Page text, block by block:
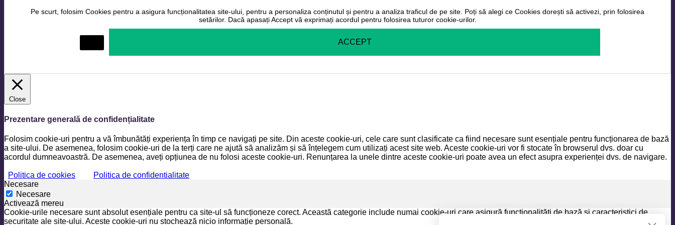
Pe scurt, folosim Cookies pentru a asigura funcționalitatea site-ului, pentru a personaliza conținutul și pentru a analiza traficul de pe site. Poți să alegi ce Cookies dorești să activezi, prin folosirea
setărilor. Dacă apasați Accept vă exprimați acordul pentru folosirea tuturor cookie-urilor.
ACCEPT
Close
Prezentare generală de confidențialitate
Folosim cookie-uri pentru a vă îmbunătăți experiența în timp ce navigați pe site. Din aceste cookie-uri, cele care sunt clasificate ca fiind necesare sunt esențiale pentru funcționarea de bază
a site-ului. De asemenea, folosim cookie-uri de la terți care ne ajută să analizăm și să înțelegem cum utilizați acest site web. Aceste cookie-uri vor fi stocate în browserul dvs. doar cu
acordul dumneavoastră. De asemenea, aveți opțiunea de nu folosi aceste cookie-uri. Renunțarea la unele dintre aceste cookie-uri poate avea un efect asupra experienței dvs. de navigare.
Politica de cookies
Politica de confidentialitate
Necesare
Necesare
Activează mereu
Cookie-urile necesare sunt absolut esențiale pentru ca site-ul să funcționeze corect. Această categorie include numai cookie-uri care asigură funcționalități de bază și caracteristici de
securitate ale site-ului. Aceste cookie-uri nu stochează nicio informație personală.